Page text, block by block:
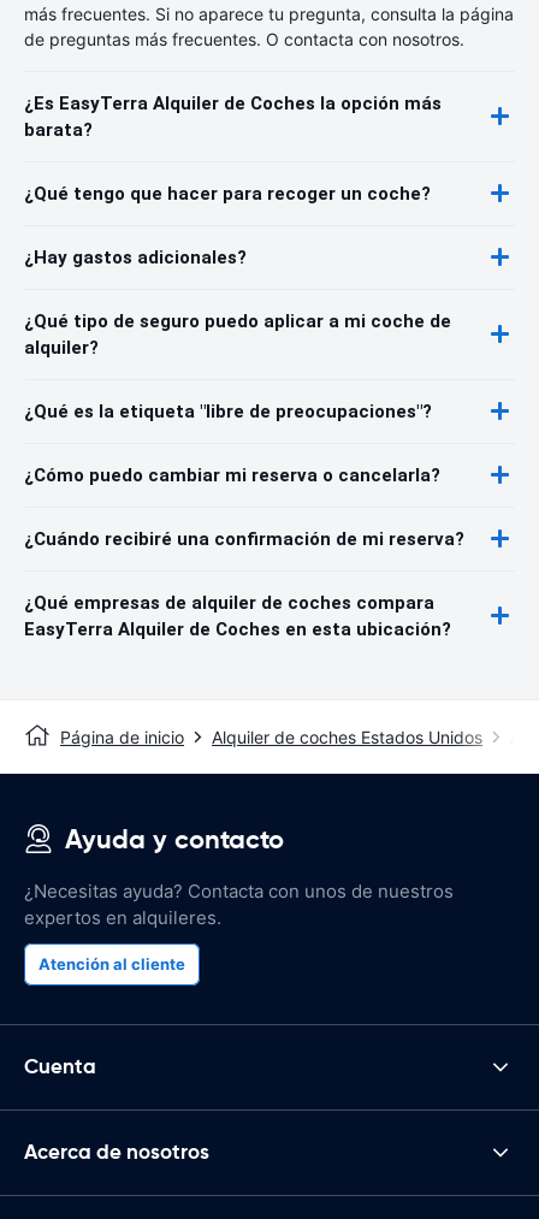
más frecuentes. Si no aparece tu pregunta, consulta la página
de preguntas más frecuentes. O contacta con nosotros.
¿Es EasyTerra Alquiler de Coches la opción más
barata?
¿Qué tengo que hacer para recoger un coche?
¿Hay gastos adicionales?
¿Qué tipo de seguro puedo aplicar a mi coche de
alquiler?
¿Qué es la etiqueta "libre de preocupaciones"?
¿Cómo puedo cambiar mi reserva o cancelarla?
¿Cuándo recibiré una confirmación de mi reserva?
¿Qué empresas de alquiler de coches compara
EasyTerra Alquiler de Coches en esta ubicación?
Página de inicio Alquiler de coches Estados Unidos
Ayuda y contacto
¿Necesitas ayuda? Contacta con unos de nuestros
expertos en alquileres.
Atención al cliente
Cuenta
Acerca de nosotros